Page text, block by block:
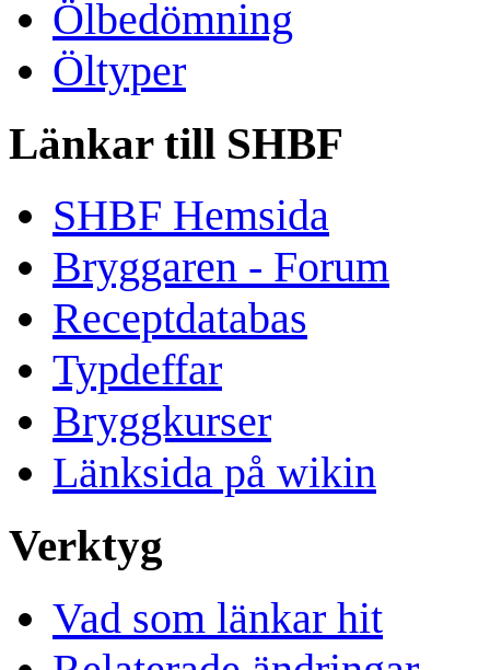
Ölbedömning
Öltyper
Länkar till SHBF
SHBF Hemsida
Bryggaren - Forum
Receptdatabas
Typdeffar
Bryggkurser
Länksida på wikin
Verktyg
Vad som länkar hit